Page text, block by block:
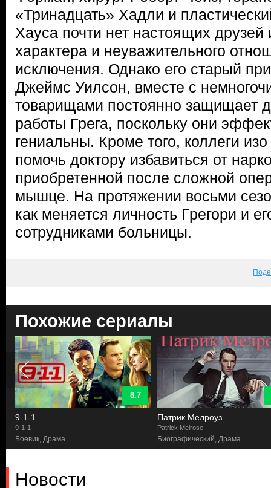
«Тринадцать» Хадли и
Хауса почти нет настоящих друзей
характера и неуважительного
исключения. Однако его старый
Джеймс Уилсон, вместе с
товарищами постоянно защищает
работы Грега, поскольку они
гениальны. Кроме того, коллеги
помочь доктору избавиться от
приобретенной после сложной
мышце. На протяжении восьми
как меняется личность Грегори и
сотрудниками больницы.
Похожие сериалы
8.7
9-1-1
9-1-1
Боевик, Драма
Патрик Мелроуз
Patrick Melrose
Биографический, Драма
Новости